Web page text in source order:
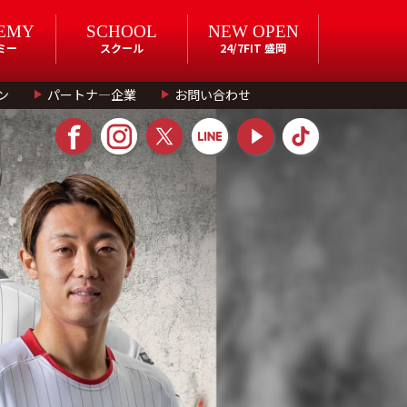
ー
SCHOOL
スクール
NEW OPEN
24/7FIT 盛岡
パートナ―企業 お問い合わせ